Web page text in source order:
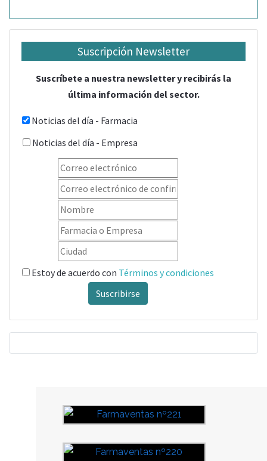
Suscripción Newsletter
Suscríbete a nuestra newsletter y recibirás la
última información del sector.
Noticias del día - Farmacia
Noticias del día - Empresa
Estoy de acuerdo con Términos y condiciones
Suscribirse